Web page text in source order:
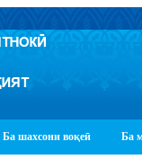
Ба шахсони воқеӣ Ба